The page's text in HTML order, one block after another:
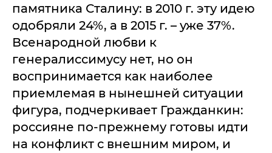
памятника Сталину: в 2010 г. эту идею
одобряли 24%, а в 2015 г. – уже 37%.
Всенародной любви к
генералиссимусу нет, но он
воспринимается как наиболее
приемлемая в нынешней ситуации
фигура, подчеркивает Гражданкин:
россияне по-прежнему готовы идти
на конфликт с внешним миром, и